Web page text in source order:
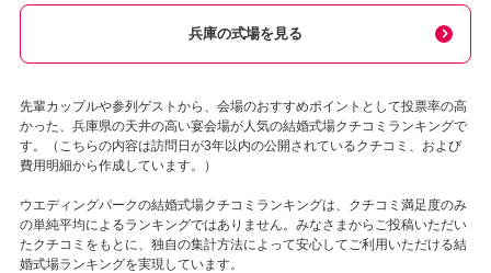
兵庫の式場を見る
先輩カップルや参列ゲストから、会場のおすすめポイントとして投票率の高
かった、兵庫県の天井の高い宴会場が人気の結婚式場クチコミランキングで
す。（こちらの内容は訪問日が3年以内の公開されているクチコミ、および
費用明細から作成しています。）
ウエディングパークの結婚式場クチコミランキングは、クチコミ満足度のみ
の単純平均によるランキングではありません。みなさまからご投稿いただい
たクチコミをもとに、独自の集計方法によって安心してご利用いただける結
婚式場ランキングを実現しています。